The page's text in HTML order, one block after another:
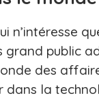
n’intéresse
grand public
des
la